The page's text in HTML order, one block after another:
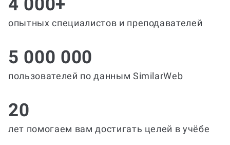
4 000+
опытных специалистов и преподавателей
5 000 000
пользователей по данным SimilarWeb
20
лет помогаем вам достигать целей в учёбе